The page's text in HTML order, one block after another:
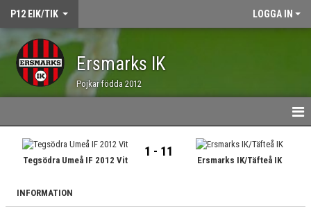
P12 EIK/TIK LOGGA IN
Ersmarks IK
Pojkar födda 2012
HEM
KALENDER
Tegsödra Umeå IF 2012 Vit
1 - 11
Ersmarks IK/Täfteå IK
INFORMATION